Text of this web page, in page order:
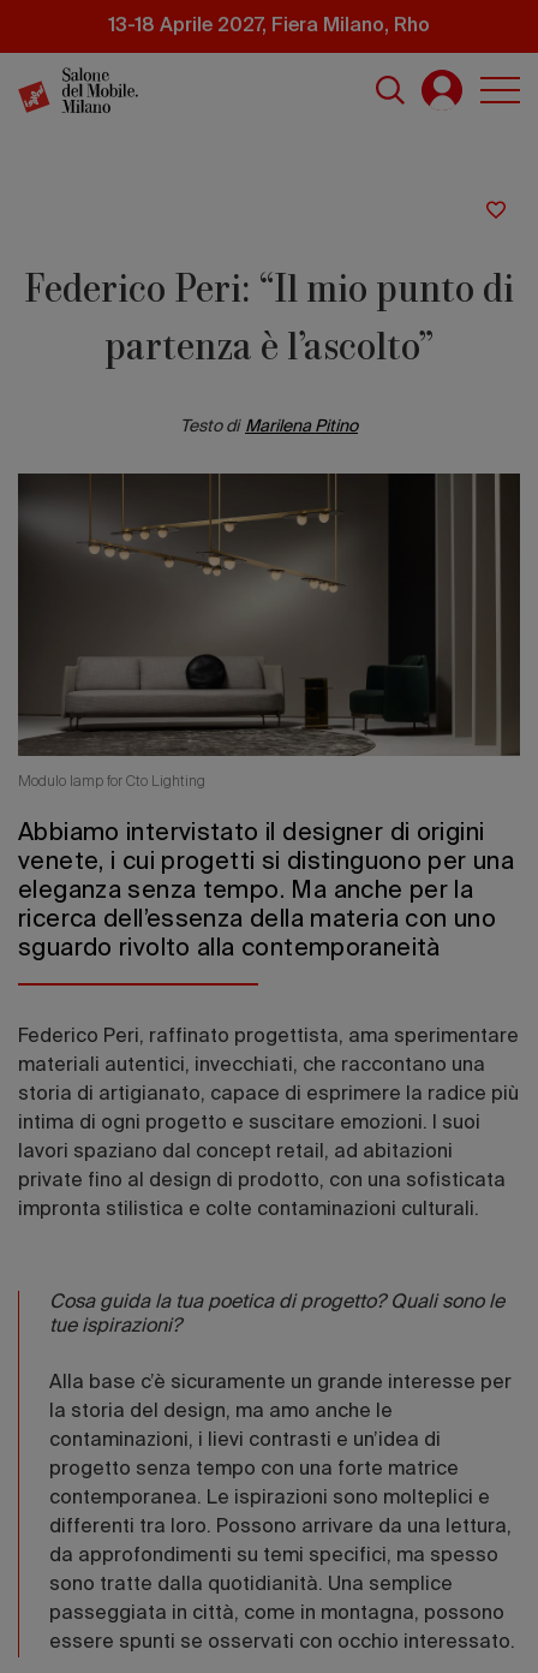
principale
13-18 Aprile 2027, Fiera Milano, Rho
Federico Peri: “Il mio punto di
partenza è l’ascolto”
Testo di Marilena Pitino
Modulo lamp for Cto Lighting
Abbiamo intervistato il designer di origini
venete, i cui progetti si distinguono per una
eleganza senza tempo. Ma anche per la
ricerca dell’essenza della materia con uno
sguardo rivolto alla contemporaneità
Federico Peri, raffinato progettista, ama sperimentare
materiali autentici, invecchiati, che raccontano una
storia di artigianato, capace di esprimere la radice più
intima di ogni progetto e suscitare emozioni. I suoi
lavori spaziano dal concept retail, ad abitazioni
private fino al design di prodotto, con una sofisticata
impronta stilistica e colte contaminazioni culturali.
Cosa guida la tua poetica di progetto? Quali sono le
tue ispirazioni?
Alla base c’è sicuramente un grande interesse per
la storia del design, ma amo anche le
contaminazioni, i lievi contrasti e un’idea di
progetto senza tempo con una forte matrice
contemporanea. Le ispirazioni sono molteplici e
differenti tra loro. Possono arrivare da una lettura,
da approfondimenti su temi specifici, ma spesso
sono tratte dalla quotidianità. Una semplice
passeggiata in città, come in montagna, possono
essere spunti se osservati con occhio interessato.